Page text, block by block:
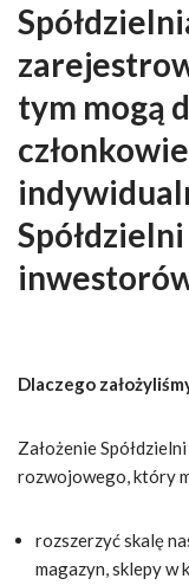
tym mogą
Dlaczego
Założenie
rozwojowego, który
rozszerzyć skalę
magazyn, sklepy w